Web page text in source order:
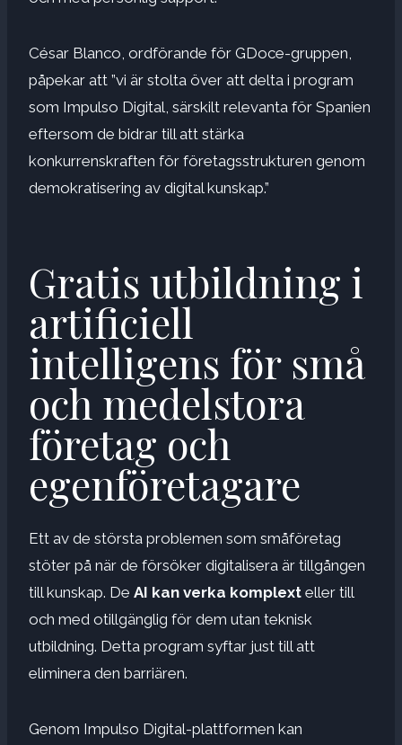
César Blanco, ordförande för GDoce-gruppen,
påpekar att ”vi är stolta över att delta i program
som Impulso Digital, särskilt relevanta för Spanien
eftersom de bidrar till att stärka
konkurrenskraften för företagsstrukturen genom
demokratisering av digital kunskap.”
Gratis utbildning i
artificiell
intelligens för små
och medelstora
företag och
egenföretagare
Ett av de största problemen som småföretag
stöter på när de försöker digitalisera är tillgången
till kunskap. De AI kan verka komplext eller till
och med otillgänglig för dem utan teknisk
utbildning. Detta program syftar just till att
eliminera den barriären.
Genom Impulso Digital-plattformen kan